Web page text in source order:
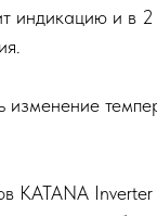
индикацию и в
KATANA